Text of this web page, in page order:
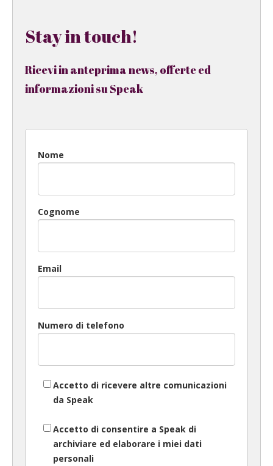
Stay in touch!
Ricevi in anteprima news, offerte ed
informazioni su Speak
Nome
Cognome
Email
Numero di telefono
Accetto di ricevere altre comunicazioni
da Speak
Accetto di consentire a Speak di
archiviare ed elaborare i miei dati
personali